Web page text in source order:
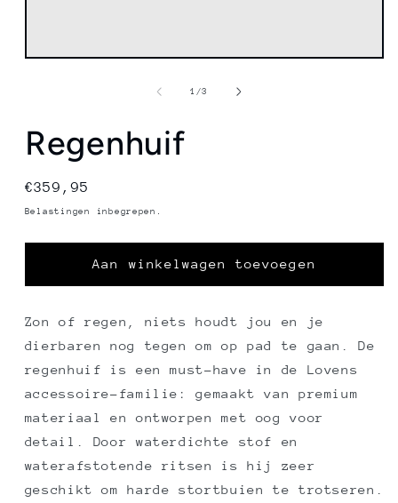
1 /van
3
Regenhuif
Normale
prijs
€359,95
Belastingen inbegrepen.
Aan winkelwagen toevoegen
Zon of regen, niets houdt jou en je
dierbaren nog tegen om op pad te gaan. De
regenhuif is een must-have in de Lovens
accessoire-familie: gemaakt van premium
materiaal en ontworpen met oog voor
detail. Door waterdichte stof en
waterafstotende ritsen is hij zeer
geschikt om harde stortbuien te trotseren.